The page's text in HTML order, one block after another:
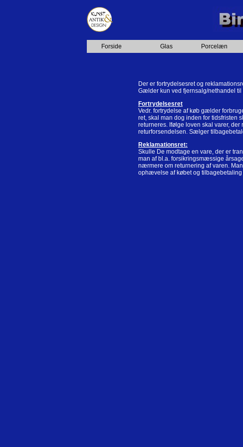
Forside Glas Porcelæn
Der er fortrydelsesret og
Gælder kun ved fjernsalg/nethandel til
Fortrydelsesret
Vedr. fortrydelse af køb gælder
ret, skal man dog inden for tidsfristen
returneres. Ifølge loven skal varer,
returforsendelsen. Sælger
Reklamationsret:
Skulle De modtage en vare, der er
man af bl.a. forsikringsmæssige
nærmere om returnering af varen.
ophævelse af købet og tilbagebetaling